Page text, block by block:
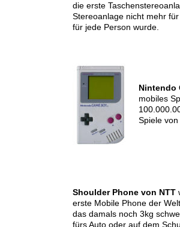
die erste
Stereoanlage nicht mehr
für jede Person wurde.
Nintendo
mobiles
Spiele
Shoulder Phone von NTT
erste Mobile Phone der
das damals noch 3kg
fürs Auto oder auf dem